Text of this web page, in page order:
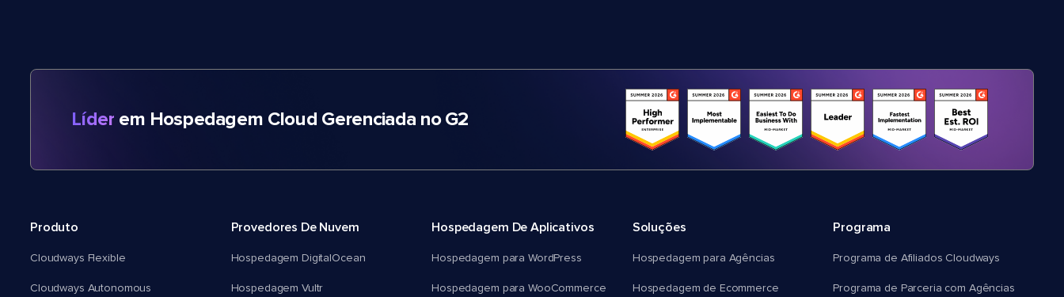
Líder em Hospedagem Cloud Gerenciada no G2
Produto
Cloudways Flexible
Cloudways Autonomous
Provedores De Nuvem
Hospedagem DigitalOcean
Hospedagem Vultr
Hospedagem De Aplicativos
Hospedagem para WordPress
Hospedagem para WooCommerce
Soluções
Hospedagem para Agências
Hospedagem de Ecommerce
Programa
Programa de Afiliados Cloudways
Programa de Parceria com Agências